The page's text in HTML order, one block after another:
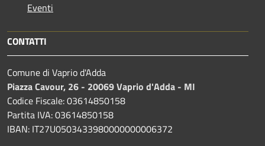
Eventi
CONTATTI
Comune di Vaprio d'Adda
Piazza Cavour, 26 - 20069 Vaprio d'Adda - MI
Codice Fiscale: 03614850158
Partita IVA: 03614850158
IBAN: IT27U0503433980000000006372